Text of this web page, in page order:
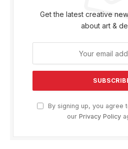
Get the latest creative
about art &
By signing up, you agree
our Privacy Policy